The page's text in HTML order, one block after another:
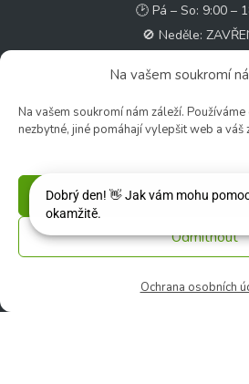
Na vašem soukromí
Na vašem soukromí nám záleží.
nezbytné, jiné pomáhají vylepšit web a váš
Příjmout
Odmítnout
Ochrana osobních
🕑 Pá – So: 9:00 –
🚫 Neděle:
Květinářství
🕑 Ut – Pá: 9:00 - 12:00 │
🕑 So: 9:00 –
Rychlý kontakt:
✉️ e-
Sledujte nás: